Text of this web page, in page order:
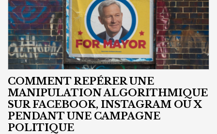
COMMENT REPÉRER UNE
MANIPULATION ALGORITHMIQUE
SUR FACEBOOK, INSTAGRAM OU X
PENDANT UNE CAMPAGNE
POLITIQUE